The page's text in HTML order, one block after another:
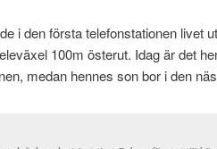
i den första telefonstationen livet
100m österut. Idag är det
medan hennes son bor i den